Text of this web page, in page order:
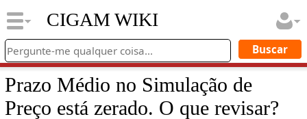
CIGAM WIKI
Prazo Médio no Simulação de
Preço está zerado. O que revisar?